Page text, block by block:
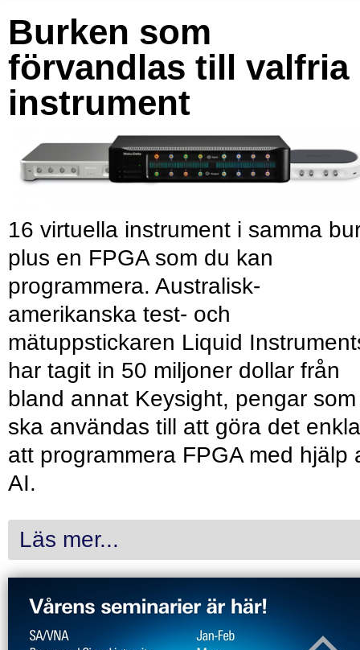
Burken som
förvandlas till valfria
instrument
16 virtuella instrument i samma
plus en FPGA som du kan
programmera. Australisk-
amerikanska test- och
mätuppstickaren Liquid
har tagit in 50 miljoner dollar från
bland annat Keysight, pengar som
ska användas till att göra det
att programmera FPGA med hjälp
AI.
Läs mer...